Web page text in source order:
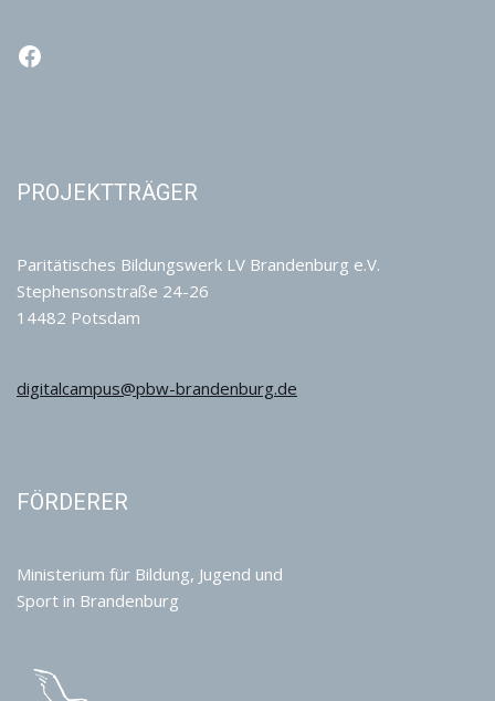
PROJEKTTRÄGER
Paritätisches Bildungswerk LV Brandenburg e.V.
Stephensonstraße 24-26
14482 Potsdam
digitalcampus@pbw-brandenburg.de
FÖRDERER
Ministerium für Bildung, Jugend und
Sport in Brandenburg